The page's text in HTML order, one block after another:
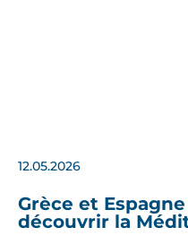
12.05.2026
Grèce et
découvrir la